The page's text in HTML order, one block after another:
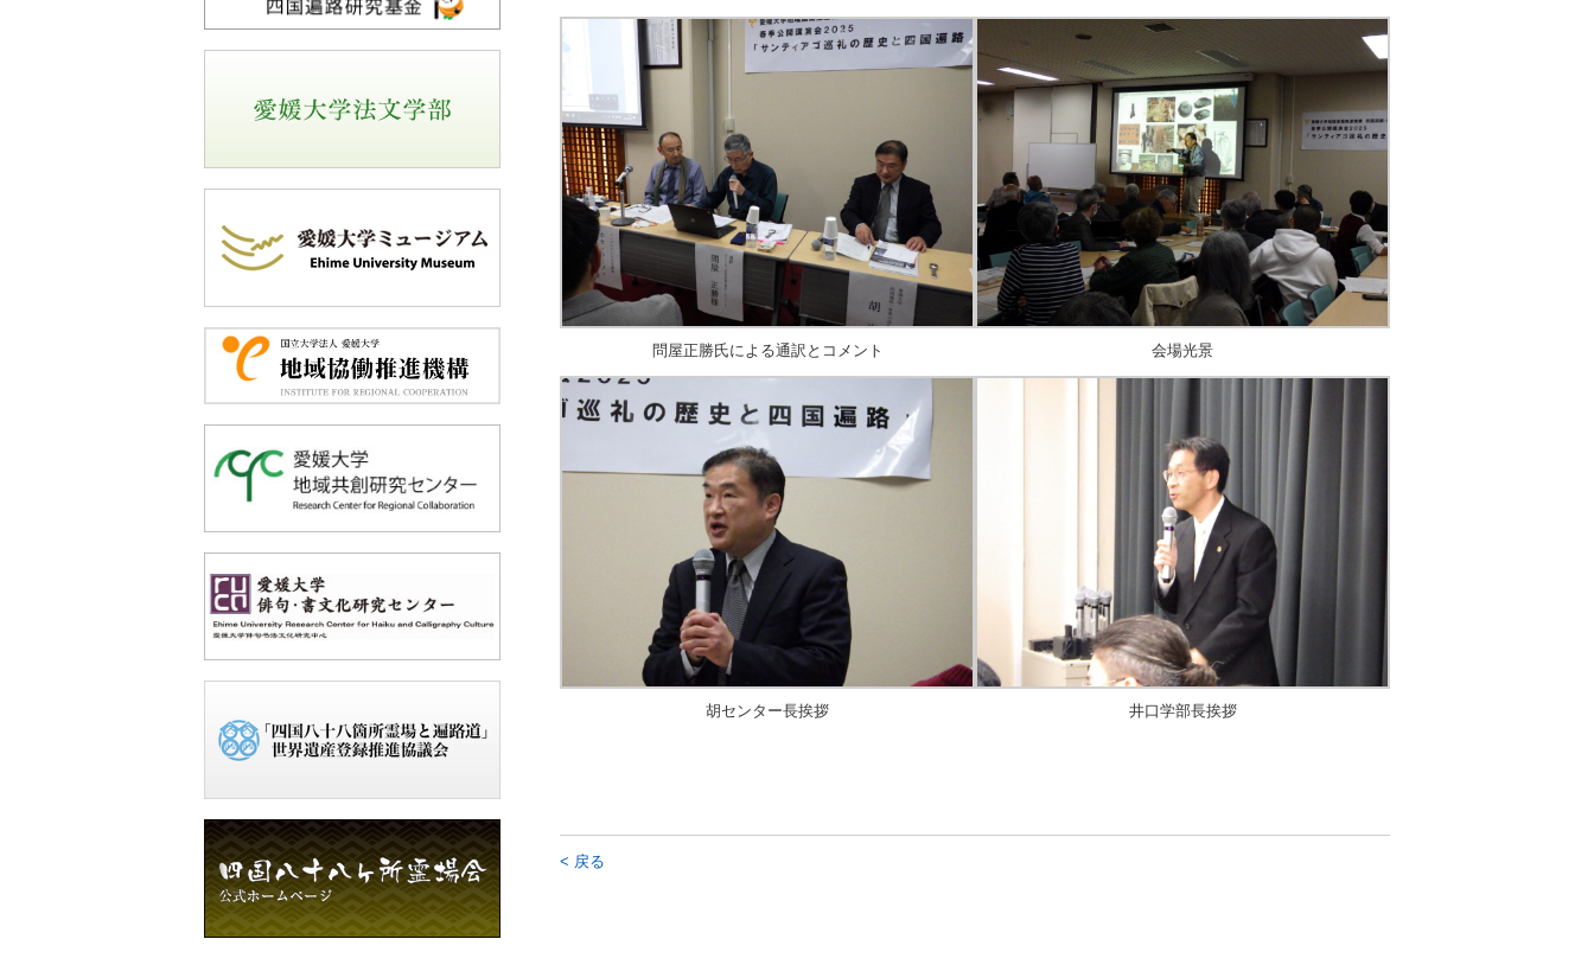
問屋正勝氏による通訳とコメント 会場光景
胡センター長挨拶 井口学部長挨拶
< 戻る